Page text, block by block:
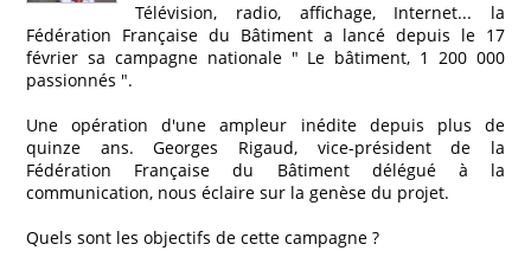
Télévision, radio, affichage, Internet... la
Fédération Française du Bâtiment a lancé depuis le 17
février sa campagne nationale " Le bâtiment, 1 200 000
passionnés ".
Une opération d'une ampleur inédite depuis plus de
quinze ans. Georges Rigaud, vice-président de la
Fédération Française du Bâtiment délégué à la
communication, nous éclaire sur la genèse du projet.
Quels sont les objectifs de cette campagne ?